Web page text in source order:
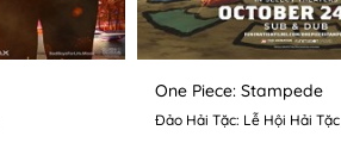
One Piece: Stampede
Đảo Hải Tặc: Lễ Hội Hải Tặc